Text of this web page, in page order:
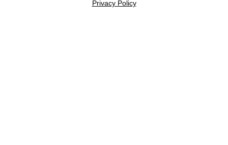
Privacy Policy